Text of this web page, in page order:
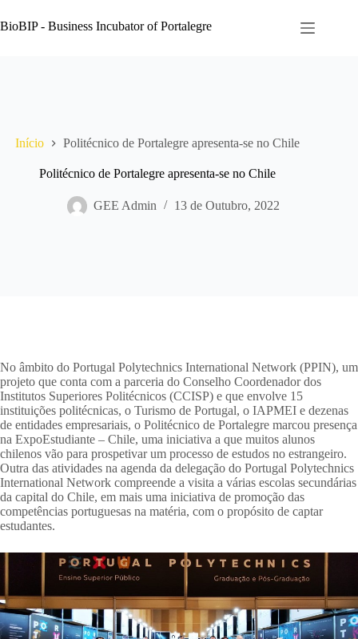
para
o
BioBIP - Business Incubator of Portalegre
Início Politécnico de Portalegre apresenta-se no Chile
Politécnico de Portalegre apresenta-se no Chile
GEE Admin 13 de Outubro, 2022
No âmbito do Portugal Polytechnics International Network (PPIN), um
projeto que conta com a parceria do Conselho Coordenador dos
Institutos Superiores Politécnicos (CCISP) e que envolve 15
instituições politécnicas, o Turismo de Portugal, o IAPMEI e dezenas
de entidades empresariais, o Politécnico de Portalegre marcou presença
na ExpoEstudiante – Chile, uma iniciativa a que muitos alunos
chilenos vão para prospetivar um processo de estudos no estrangeiro.
Outra das atividades na agenda da delegação do Portugal Polytechnics
International Network compreende a visita a várias escolas secundárias
da capital do Chile, em mais uma iniciativa de promoção das
competências portuguesas na matéria, com o propósito de captar
estudantes.